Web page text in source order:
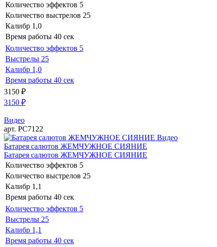
Количество эффектов 5
Количество выстрелов 25
Калибр 1,0
Время работы 40 сек
Количество эффектов 5
Выстрелы 25
Калибр 1,0
Время работы 40 сек
3150 ₽
3150 ₽
Видео
арт. РС7122
Видео
Батарея салютов ЖЕМЧУЖНОЕ СИЯНИЕ
Батарея салютов ЖЕМЧУЖНОЕ СИЯНИЕ
Количество эффектов 5
Количество выстрелов 25
Калибр 1,1
Время работы 40 сек
Количество эффектов 5
Выстрелы 25
Калибр 1,1
Время работы 40 сек